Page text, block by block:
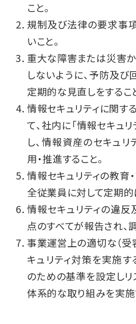
こと。
規制及び法律の要求事
いこと。
重大な障害または災害
しないように、予防及び
定期的な見直しをするこ
情報セキュリティに関す
て、社内に「情報セキュ
し、情報資産のセキュリ
用・推進すること。
情報セキュリティの教育
全従業員に対して定期的
情報セキュリティの違反
点のすべてが報告され、
事業運営上の適切な（受
キュリティ対策を実施す
のための基準を設定しリ
体系的な取り組みを実施